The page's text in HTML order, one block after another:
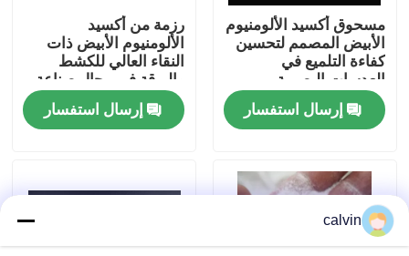
اتصل بنا
طلب اقتباس
وسائل تفجير السيراميك
نسف حبة السيراميك
صنفرة سيراميك
مسحوق أكسيد الألومنيوم
الأبيض المصمم لتحسين
كفاءة التلميع في
العدسات البصرية
وصناعات أشباه
الموصلاتإرسال استفسار
رزمة من أكسيد
الألومنيوم الأبيض ذات
النقاء العالي للكشط
والبرقة في مجال صناعة
السيارات والفضاء
والإلكترونياتإرسال استفسار
calvin